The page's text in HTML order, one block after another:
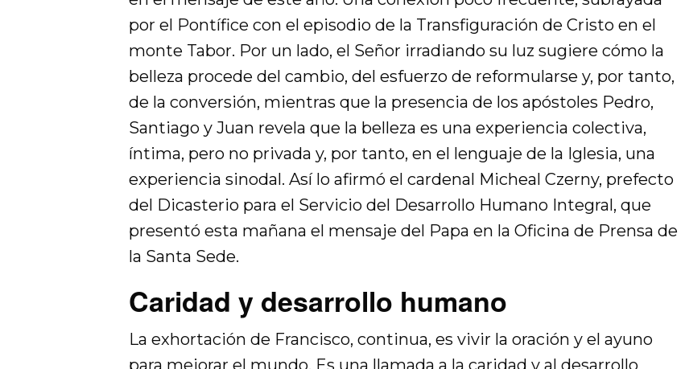
por el Pontífice con el episodio de la Transfiguración de Cristo en el
monte Tabor. Por un lado, el Señor irradiando su luz sugiere cómo la
belleza procede del cambio, del esfuerzo de reformularse y, por tanto,
de la conversión, mientras que la presencia de los apóstoles Pedro,
Santiago y Juan revela que la belleza es una experiencia colectiva,
íntima, pero no privada y, por tanto, en el lenguaje de la Iglesia, una
experiencia sinodal. Así lo afirmó el cardenal Micheal Czerny, prefecto
del Dicasterio para el Servicio del Desarrollo Humano Integral, que
presentó esta mañana el mensaje del Papa en la Oficina de Prensa de
la Santa Sede.
Caridad y desarrollo humano
La exhortación de Francisco, continua, es vivir la oración y el ayuno
para mejorar el mundo. Es una llamada a la caridad y al desarrollo